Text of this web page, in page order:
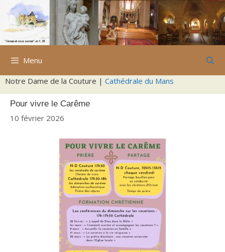
Aller
contenu
Menu
Notre Dame de la Couture | Cathédrale du Mans
Pour vivre le Carême
10 février 2026